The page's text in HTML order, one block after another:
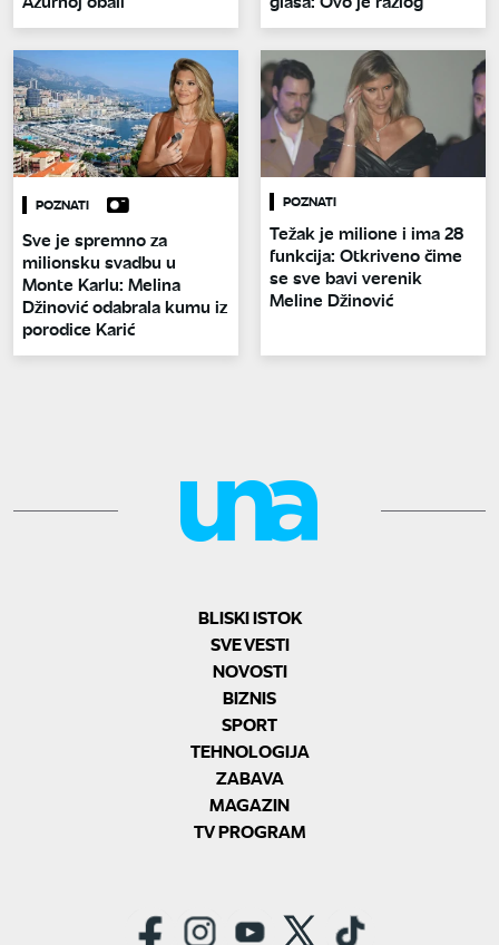
POZNATI
Sve je spremno za
milionsku svadbu u
Monte Karlu: Melina
Džinović odabrala kumu iz
porodice Karić
POZNATI
Težak je milione i ima 28
funkcija: Otkriveno čime
se sve bavi verenik
Meline Džinović
BLISKI ISTOK
SVE VESTI
NOVOSTI
BIZNIS
SPORT
TEHNOLOGIJA
ZABAVA
MAGAZIN
TV PROGRAM